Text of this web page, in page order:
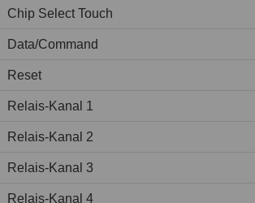
Chip Select Touch
Data/Command
Reset
Relais-Kanal 1
Relais-Kanal 2
Relais-Kanal 3
Relais-Kanal 4